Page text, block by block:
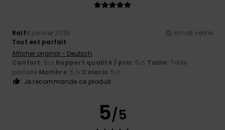
Ralf8 janvier 2026
Achat vérifié
Tout est parfait
Afficher original - Deutsch
Confort: 5/5 Rapport qualité / prix: 5/5 Taille: Taille
parfaite Matière: 5 /5 Coloris: 5 /5
Je recommande ce produit
5/5